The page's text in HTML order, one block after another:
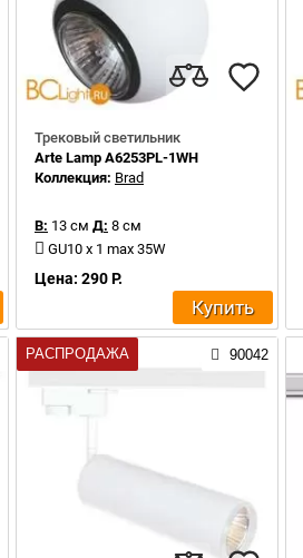
Трековый светильник
Arte Lamp A6253PL-1WH
Коллекция: Brad
В: 13 см Д: 8 см
GU10 x 1 max 35W
Цена: 290 Р.
Купить
РАСПРОДАЖА 90042